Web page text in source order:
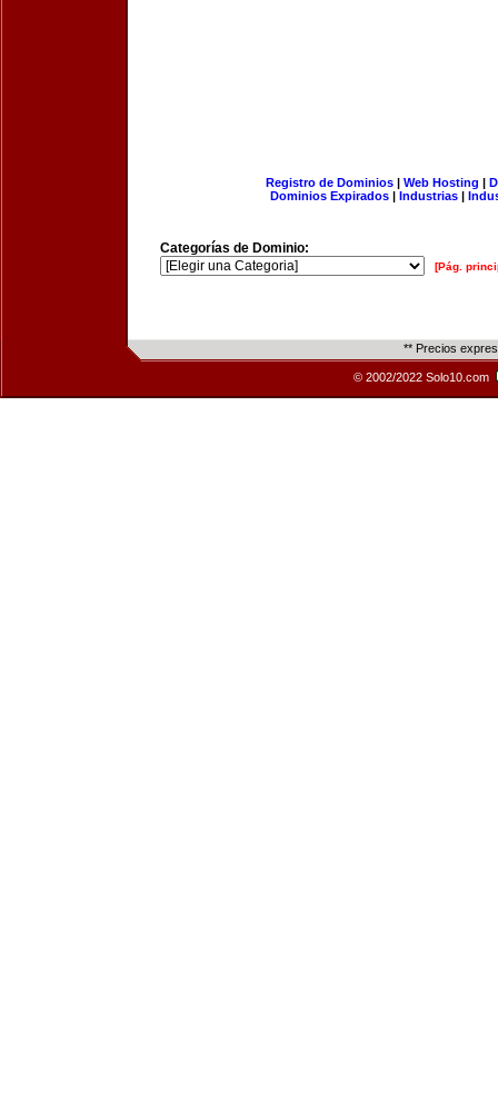
Registro de Dominios| Web Hosting |
Dominios Expirados | Industrias |
Categorías de Dominio:
[Pág.
** Precios
© 2002/2022 Solo10.com